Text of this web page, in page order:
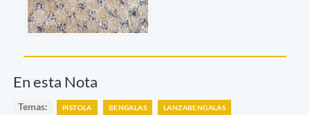
En esta Nota
Temas: PISTOLA BENGALAS LANZABENGALAS